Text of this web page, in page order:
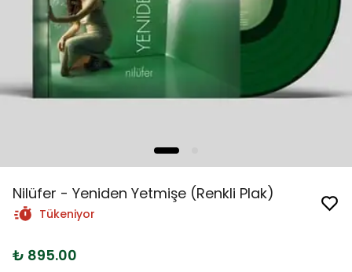
Nilüfer - Yeniden Yetmişe (Renkli Plak)
Tükeniyor
₺ 895.00